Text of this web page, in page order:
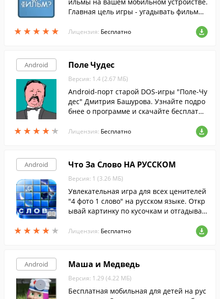
★ ★ ★ ★ ★
★ ★ ★ ★ ★
Главная цель игры - угадывать фильмы
Лицензия: Бесплатно
Android
★ ★ ★ ★ ★
★ ★ ★ ★ ★
Поле Чудес
Версия: 1.4 (2.67 МБ)
Android-порт старой DOS-игры "Поле-Чу
дес" Дмитрия Башурова. Узнайте подро
бнее о программе и скачайте бесплатн
Лицензия: Бесплатно
Android
★ ★ ★ ★ ★
★ ★ ★ ★ ★
Что За Слово НА РУССКОМ
Версия: 1 (3.26 МБ)
Увлекательная игра для всех ценителей
"4 фото 1 слово" на русском языке. Откр
ывай картинку по кусочкам и отгадывай
Лицензия: Бесплатно
Android Маша и Медведь
Версия: 1.29 (4.22 МБ)
Бесплатная мобильная для детей на рус